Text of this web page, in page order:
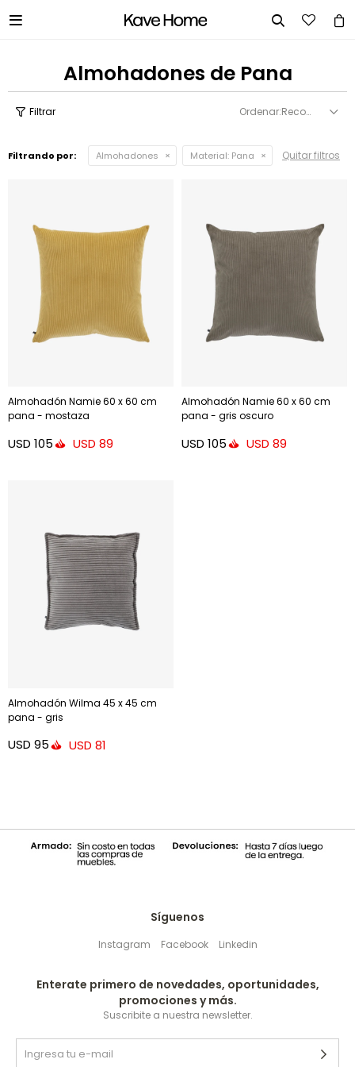
 
Almohadones de Pana
Recomendados
Filtrando por: Almohadones Material: Pana Quitar filtros
Almohadón Namie 60 x 60 cm
pana - mostaza
USD 105 USD 89
Almohadón Namie 60 x 60 cm
pana - gris oscuro
USD 105 USD 89
Almohadón Wilma 45 x 45 cm
pana - gris
USD 95 USD 81
Síguenos
Instagram Facebook Linkedin
Enterate primero de novedades, oportunidades,
promociones y más.
Suscribite a nuestra newsletter.